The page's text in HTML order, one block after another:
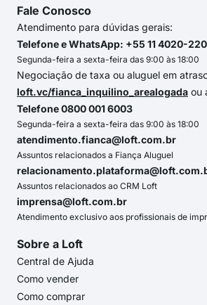
Fale Conosco
Atendimento para dúvidas gerais:
Telefone e WhatsApp: +55 11 4020-
Segunda-feira a sexta-feira das 9:00 às 18:00
Negociação de taxa ou aluguel em
loft.vc/fianca_inquilino_arealogada ou
Telefone 0800 001 6003
Segunda-feira a sexta-feira das 9:00 às 18:00
atendimento.fianca@loft.com.br
Assuntos relacionados a Fiança Aluguel
Assuntos relacionados ao CRM Loft
imprensa@loft.com.br
Atendimento exclusivo aos profissionais de
Sobre a Loft
Central de Ajuda
Como vender
Como comprar